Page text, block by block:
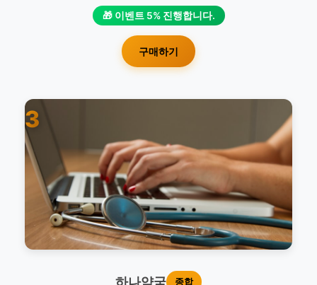
🎁 이벤트 5% 진행합니다.
구매하기
3
하나약국 종합